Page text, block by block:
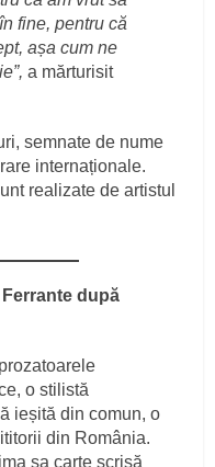
fine, pentru că
așa cum ne
a mărturisit
semnate de nume
internaționale.
realizate de artistul
după
o stilistă
ieșită din comun, o
din România.
sa carte scrisă